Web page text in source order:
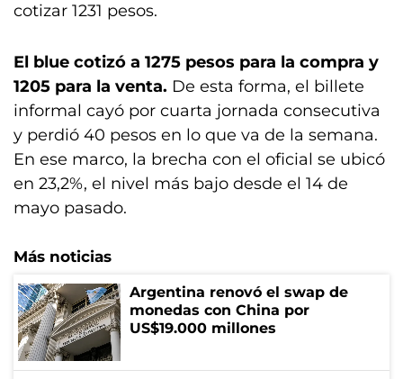
cotizar 1231 pesos.
El blue cotizó a 1275 pesos para la compra y
1205 para la venta. De esta forma, el billete
informal cayó por cuarta jornada consecutiva
y perdió 40 pesos en lo que va de la semana.
En ese marco, la brecha con el oficial se ubicó
en 23,2%, el nivel más bajo desde el 14 de
mayo pasado.
Más noticias
Argentina renovó el swap de
monedas con China por
US$19.000 millones